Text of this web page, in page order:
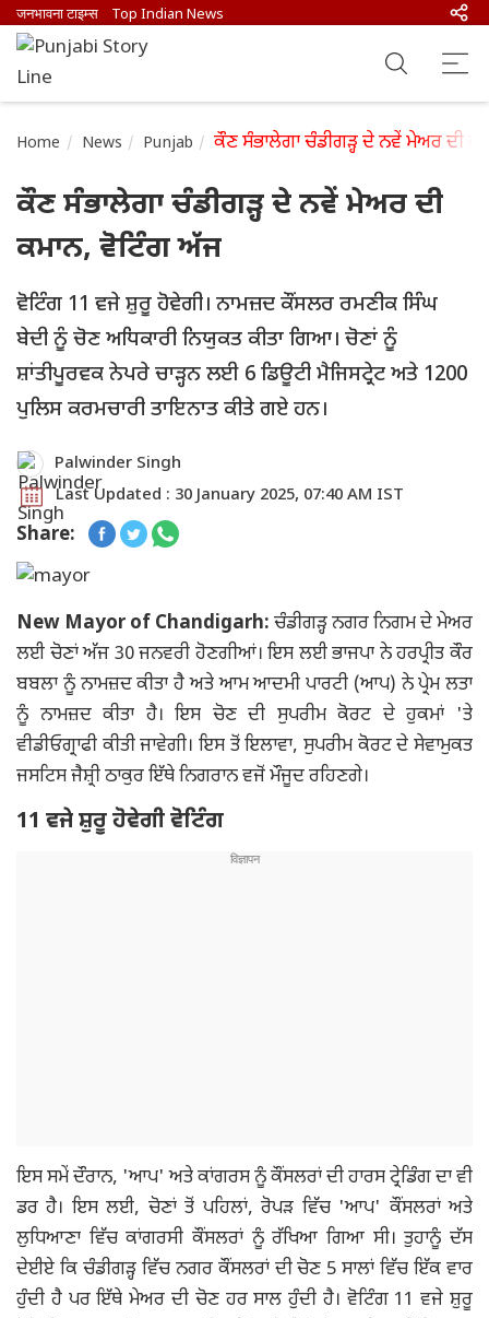
जनभावना टाइम्स Top Indian News
Home News Punjab ਕੌਣ ਸੰਭਾਲੇਗਾ ਚੰਡੀਗੜ੍ਹ ਦੇ ਨਵੇਂ ਮੇਅਰ ਦੀ
ਕੌਣ ਸੰਭਾਲੇਗਾ ਚੰਡੀਗੜ੍ਹ ਦੇ ਨਵੇਂ ਮੇਅਰ ਦੀ
ਕਮਾਨ, ਵੋਟਿੰਗ ਅੱਜ
ਵੋਟਿੰਗ 11 ਵਜੇ ਸ਼ੁਰੂ ਹੋਵੇਗੀ। ਨਾਮਜ਼ਦ ਕੌਂਸਲਰ ਰਮਣੀਕ ਸਿੰਘ
ਬੇਦੀ ਨੂੰ ਚੋਣ ਅਧਿਕਾਰੀ ਨਿਯੁਕਤ ਕੀਤਾ ਗਿਆ। ਚੋਣਾਂ ਨੂੰ
ਸ਼ਾਂਤੀਪੂਰਵਕ ਨੇਪਰੇ ਚਾੜ੍ਹਨ ਲਈ 6 ਡਿਊਟੀ ਮੈਜਿਸਟ੍ਰੇਟ ਅਤੇ 1200
ਪੁਲਿਸ ਕਰਮਚਾਰੀ ਤਾਇਨਾਤ ਕੀਤੇ ਗਏ ਹਨ।
Palwinder Singh
Last Updated : 30 January 2025, 07:40 AM IST
Share:
New Mayor of Chandigarh: ਚੰਡੀਗੜ੍ਹ ਨਗਰ ਨਿਗਮ ਦੇ ਮੇਅਰ
ਲਈ ਚੋਣਾਂ ਅੱਜ 30 ਜਨਵਰੀ ਹੋਣਗੀਆਂ। ਇਸ ਲਈ ਭਾਜਪਾ ਨੇ ਹਰਪ੍ਰੀਤ ਕੌਰ
ਬਬਲਾ ਨੂੰ ਨਾਮਜ਼ਦ ਕੀਤਾ ਹੈ ਅਤੇ ਆਮ ਆਦਮੀ ਪਾਰਟੀ (ਆਪ) ਨੇ ਪ੍ਰੇਮ ਲਤਾ
ਨੂੰ ਨਾਮਜ਼ਦ ਕੀਤਾ ਹੈ। ਇਸ ਚੋਣ ਦੀ ਸੁਪਰੀਮ ਕੋਰਟ ਦੇ ਹੁਕਮਾਂ 'ਤੇ
ਵੀਡੀਓਗ੍ਰਾਫੀ ਕੀਤੀ ਜਾਵੇਗੀ। ਇਸ ਤੋਂ ਇਲਾਵਾ, ਸੁਪਰੀਮ ਕੋਰਟ ਦੇ ਸੇਵਾਮੁਕਤ
ਜਸਟਿਸ ਜੈਸ਼੍ਰੀ ਠਾਕੁਰ ਇੱਥੇ ਨਿਗਰਾਨ ਵਜੋਂ ਮੌਜੂਦ ਰਹਿਣਗੇ।
11 ਵਜੇ ਸ਼ੁਰੂ ਹੋਵੇਗੀ ਵੋਟਿੰਗ
ਇਸ ਸਮੇਂ ਦੌਰਾਨ, 'ਆਪ' ਅਤੇ ਕਾਂਗਰਸ ਨੂੰ ਕੌਂਸਲਰਾਂ ਦੀ ਹਾਰਸ ਟ੍ਰੇਡਿੰਗ ਦਾ ਵੀ
ਡਰ ਹੈ। ਇਸ ਲਈ, ਚੋਣਾਂ ਤੋਂ ਪਹਿਲਾਂ, ਰੋਪੜ ਵਿੱਚ 'ਆਪ' ਕੌਂਸਲਰਾਂ ਅਤੇ
ਲੁਧਿਆਣਾ ਵਿੱਚ ਕਾਂਗਰਸੀ ਕੌਂਸਲਰਾਂ ਨੂੰ ਰੱਖਿਆ ਗਿਆ ਸੀ। ਤੁਹਾਨੂੰ ਦੱਸ
ਦੇਈਏ ਕਿ ਚੰਡੀਗੜ੍ਹ ਵਿੱਚ ਨਗਰ ਕੌਂਸਲਰਾਂ ਦੀ ਚੋਣ 5 ਸਾਲਾਂ ਵਿੱਚ ਇੱਕ ਵਾਰ
ਹੁੰਦੀ ਹੈ ਪਰ ਇੱਥੇ ਮੇਅਰ ਦੀ ਚੋਣ ਹਰ ਸਾਲ ਹੁੰਦੀ ਹੈ। ਵੋਟਿੰਗ 11 ਵਜੇ ਸ਼ੁਰੂ